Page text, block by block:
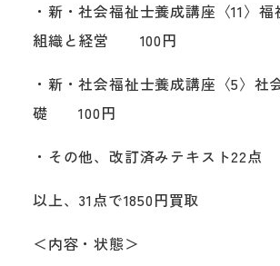
・新・社会福祉士養成講座〈11〉
組織と経営 100円
・新・社会福祉士養成講座〈5〉社
礎 100円
・その他、改訂済みテキスト22
以上、31点で1850円買取
＜内容・状態＞